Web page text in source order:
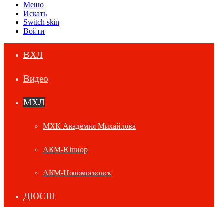
Меню
Искать
Switch skin
Войти
ВХЛ
Видео
МХЛ
МХК Академия Михайлова
АКМ-Юниор
АКМ-Новомосковск
ДЮСШ